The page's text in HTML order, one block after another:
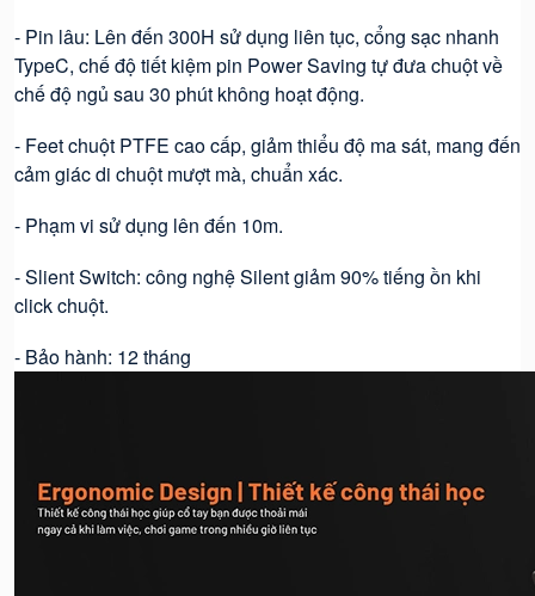
- Pin lâu: Lên đến 300H sử dụng liên tục, cổng sạc nhanh
TypeC, chế độ tiết kiệm pin Power Saving tự đưa chuột về
chế độ ngủ sau 30 phút không hoạt động.
- Feet chuột PTFE cao cấp, giảm thiểu độ ma sát, mang đến
cảm giác di chuột mượt mà, chuẩn xác.
- Phạm vi sử dụng lên đến 10m.
- Slient Switch: công nghệ Silent giảm 90% tiếng ồn khi
click chuột.
- Bảo hành: 12 tháng